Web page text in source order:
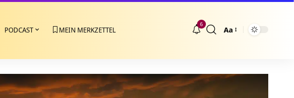
PODCAST MEIN MERKZETTEL
6
Größenänderung
Aa